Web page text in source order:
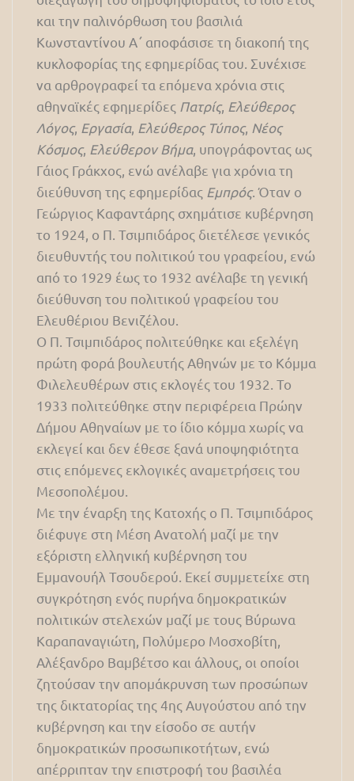
και την παλινόρθωση του βασιλιά
Κωνσταντίνου Α΄ αποφάσισε τη διακοπή της
κυκλοφορίας της εφημερίδας του. Συνέχισε
να αρθρογραφεί τα επόμενα χρόνια στις
αθηναϊκές εφημερίδες Πατρίς, Ελεύθερος
Λόγος, Εργασία, Ελεύθερος Τύπος, Νέος
Κόσμος, Ελεύθερον Βήμα, υπογράφοντας ως
Γάιος Γράκχος, ενώ ανέλαβε για χρόνια τη
διεύθυνση της εφημερίδας Εμπρός. Όταν ο
Γεώργιος Καφαντάρης σχημάτισε κυβέρνηση
το 1924, ο Π. Τσιμπιδάρος διετέλεσε γενικός
διευθυντής του πολιτικού του γραφείου, ενώ
από το 1929 έως το 1932 ανέλαβε τη γενική
διεύθυνση του πολιτικού γραφείου του
Ελευθέριου Βενιζέλου.
Ο Π. Τσιμπιδάρος πολιτεύθηκε και εξελέγη
πρώτη φορά βουλευτής Αθηνών με το Κόμμα
Φιλελευθέρων στις εκλογές του 1932. Το
1933 πολιτεύθηκε στην περιφέρεια Πρώην
Δήμου Αθηναίων με το ίδιο κόμμα χωρίς να
εκλεγεί και δεν έθεσε ξανά υποψηφιότητα
στις επόμενες εκλογικές αναμετρήσεις του
Μεσοπολέμου.
Με την έναρξη της Κατοχής ο Π. Τσιμπιδάρος
διέφυγε στη Μέση Ανατολή μαζί με την
εξόριστη ελληνική κυβέρνηση του
Εμμανουήλ Τσουδερού. Εκεί συμμετείχε στη
συγκρότηση ενός πυρήνα δημοκρατικών
πολιτικών στελεχών μαζί με τους Βύρωνα
Καραπαναγιώτη, Πολύμερο Μοσχοβίτη,
Αλέξανδρο Βαμβέτσο και άλλους, οι οποίοι
ζητούσαν την απομάκρυνση των προσώπων
της δικτατορίας της 4ης Αυγούστου από την
κυβέρνηση και την είσοδο σε αυτήν
δημοκρατικών προσωπικοτήτων, ενώ
απέρριπταν την επιστροφή του βασιλέα